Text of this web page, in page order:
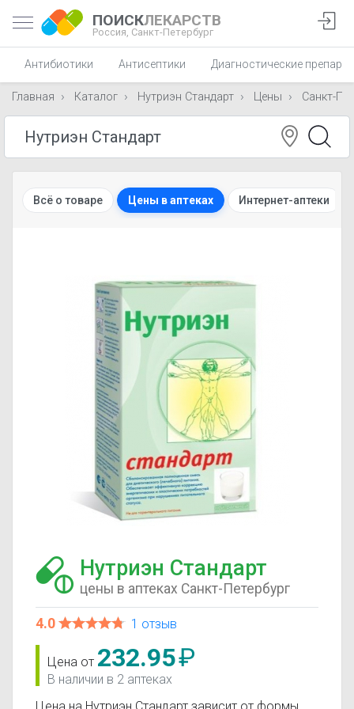
ПОИСКЛЕКАРСТВ
Россия, Санкт-Петербург
Антибиотики Антисептики Диагностические
Главная Каталог Нутриэн Стандарт Цены Санкт-
Всё о товаре Цены в аптеках Интернет-аптеки
Нутриэн Стандарт
цены в аптеках Санкт-Петербург
4.0 1 отзыв
Цена от 232.95₽
В наличии в 2 аптеках